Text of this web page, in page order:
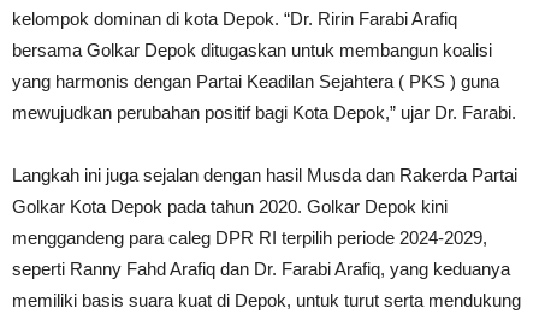
kelompok dominan di kota Depok. “Dr. Ririn Farabi Arafiq
bersama Golkar Depok ditugaskan untuk membangun koalisi
yang harmonis dengan Partai Keadilan Sejahtera ( PKS ) guna
mewujudkan perubahan positif bagi Kota Depok,” ujar Dr. Farabi.
Langkah ini juga sejalan dengan hasil Musda dan Rakerda Partai
Golkar Kota Depok pada tahun 2020. Golkar Depok kini
menggandeng para caleg DPR RI terpilih periode 2024-2029,
seperti Ranny Fahd Arafiq dan Dr. Farabi Arafiq, yang keduanya
memiliki basis suara kuat di Depok, untuk turut serta mendukung